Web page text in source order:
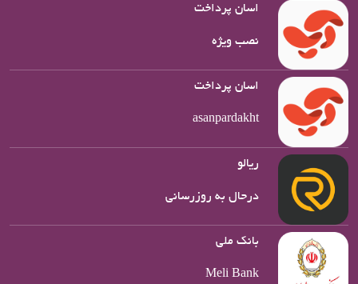
اسان پرداخت
نصب ویژه
اسان پرداخت
asanpardakht
ریالو
درحال به روزرسانی
بانک ملی
Meli Bank